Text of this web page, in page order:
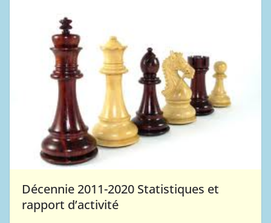
Décennie 2011-2020 Statistiques et
rapport d’activité